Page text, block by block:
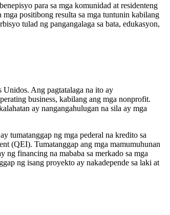
para sa mga komunidad at residenteng
positibong resulta sa mga tuntunin kabilang
tulad ng pangangalaga sa bata, edukasyon,
Ang pagtatalaga na ito ay
business, kabilang ang mga nonprofit.
ay nangangahulugan na sila ay mga
tumatanggap ng mga pederal na kredito sa
(QEI). Tumatanggap ang mga mamumuhunan
financing na mababa sa merkado sa mga
ng isang proyekto ay nakadepende sa laki at